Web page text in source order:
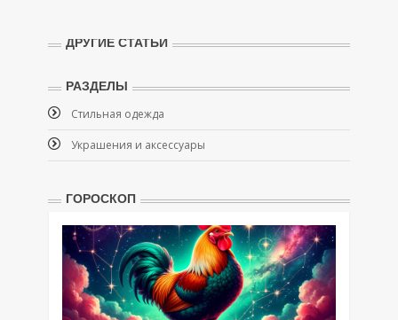
ДРУГИЕ СТАТЬИ
РАЗДЕЛЫ
Стильная одежда
Украшения и аксессуары
ГОРОСКОП